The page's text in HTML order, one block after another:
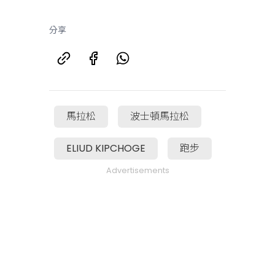
分享
馬拉松 波士頓馬拉松
ELIUD KIPCHOGE 跑步
Advertisements